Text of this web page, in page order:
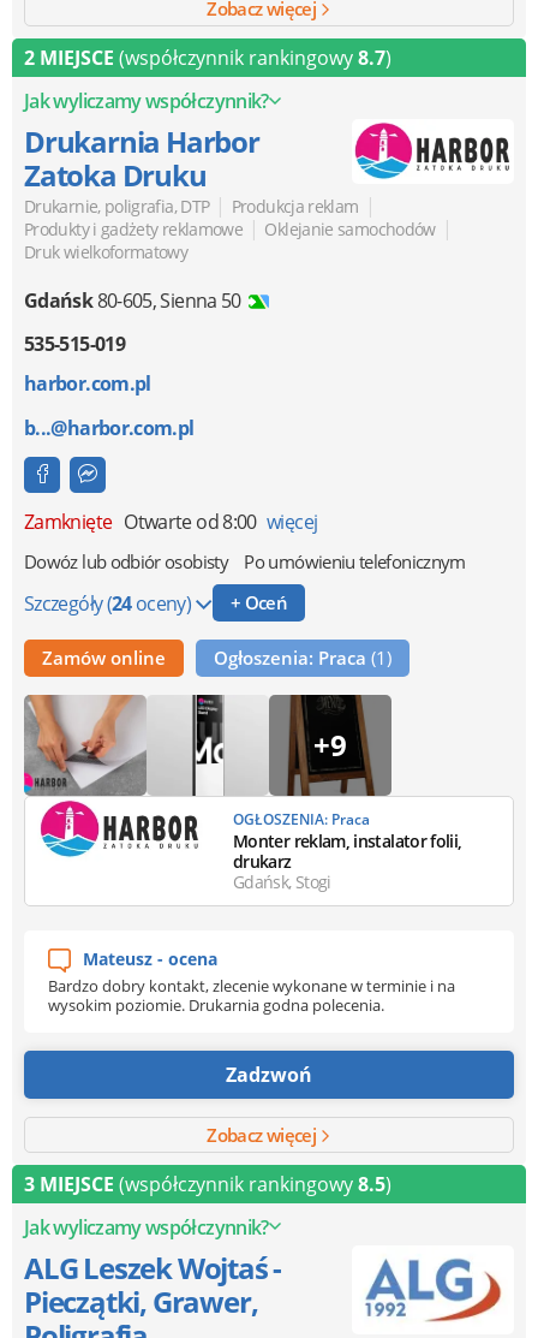
Zobacz więcej
2 MIEJSCE (współczynnik rankingowy8.7)
Jak wyliczamy współczynnik?
Drukarnia Harbor
Zatoka Druku
Drukarnie, poligrafia, DTP | Produkcja reklam |
Produkty i gadżety reklamowe | Oklejanie samochodów |
Druk wielkoformatowy
Gdańsk80-605,Sienna 50
535-515-019
harbor.com.pl
b...@harbor.com.pl
Zamknięte Otwarte od 8:00 więcej
Dowóz lub odbiór osobisty Po umówieniu telefonicznym
Szczegóły(24oceny) + Oceń
Zamów online Ogłoszenia: Praca (1)
+9
OGŁOSZENIA: Praca
Monter reklam, instalator folii,
drukarz
Gdańsk, Stogi
Mateusz - ocena
Bardzo dobry kontakt, zlecenie wykonane w terminie i na
wysokim poziomie. Drukarnia godna polecenia.
Zadzwoń
Zobacz więcej
3 MIEJSCE (współczynnik rankingowy8.5)
Jak wyliczamy współczynnik?
ALG Leszek Wojtaś -
Pieczątki, Grawer,